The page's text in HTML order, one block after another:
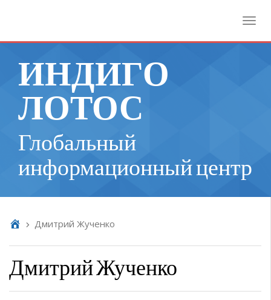
ИНДИГО
ЛОТОС
Глобальный
информационный центр
Дмитрий Жученко
Дмитрий Жученко